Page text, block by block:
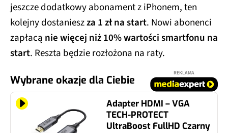
jeszcze dodatkowy abonament z iPhonem, ten
kolejny dostanieszza 1 zł na start. Nowi abonenci
zapłacą nie więcej niż 10% wartości smartfonu na
start. Reszta będzie rozłożona na raty.
Wybrane okazje dla Ciebie
REKLAMA
Adapter HDMI – VGA
TECH-PROTECT
UltraBoost FullHD Czarny